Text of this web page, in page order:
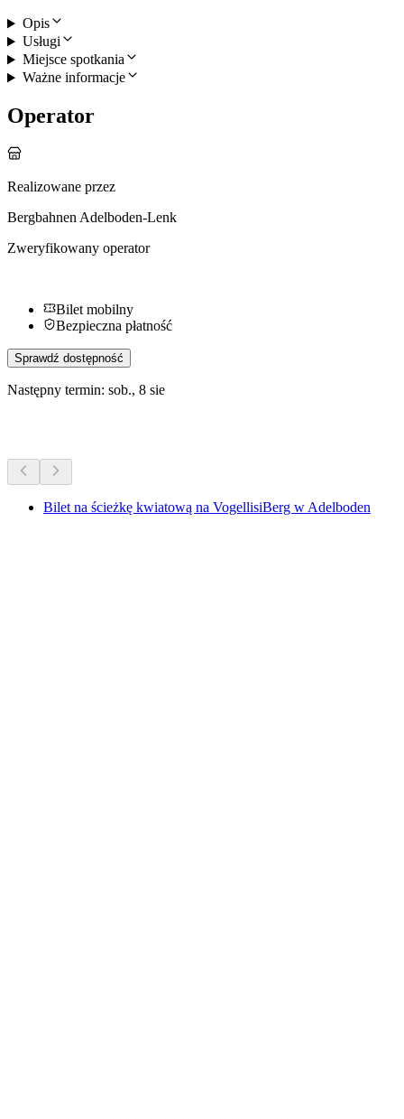
Opis
Usługi
Miejsce spotkania
Ważne informacje
Operator
Realizowane przez
Bergbahnen Adelboden-Lenk
Zweryfikowany operator
Bilet mobilny
Bezpieczna płatność
Sprawdź dostępność
Następny termin: sob., 8 sie
Bilet na ścieżkę kwiatową na VogellisiBerg w Adelboden